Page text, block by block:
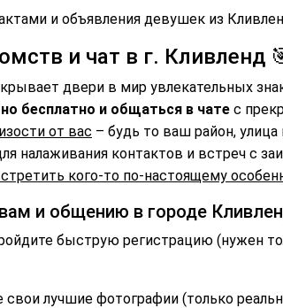
и объявления девушек из
и чат в г. Кливленд
двери в мир увлекательных
бесплатно и общаться в чате с
от вас – будь то ваш район,
налаживания контактов и встреч с
кого-то по-настоящему
и общению в городе
быструю регистрацию (нужен
свои лучшие фотографии (только